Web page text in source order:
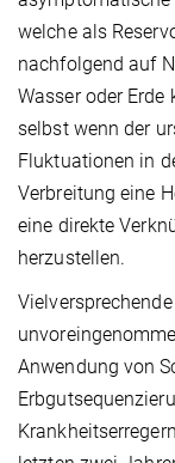
welche als
nachfolgend auf
Wasser oder Erde
selbst wenn der
Fluktuationen in
Verbreitung eine
eine direkte
herzustellen.
Anwendung von